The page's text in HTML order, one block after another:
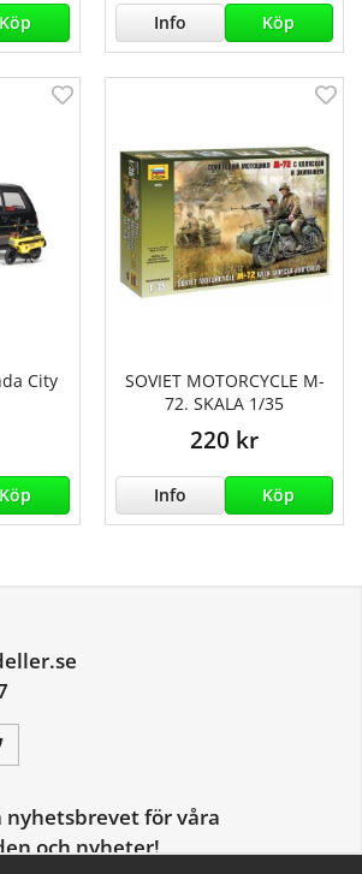
Köp Info Köp
City
Köp
SOVIET MOTORCYCLE M-
72. SKALA 1/35
220 kr
Info Köp
nyhetsbrevet för våra
och nyheter!